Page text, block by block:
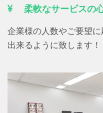
柔軟なサービスの
企業様の人数やご要望
出来るように致します！